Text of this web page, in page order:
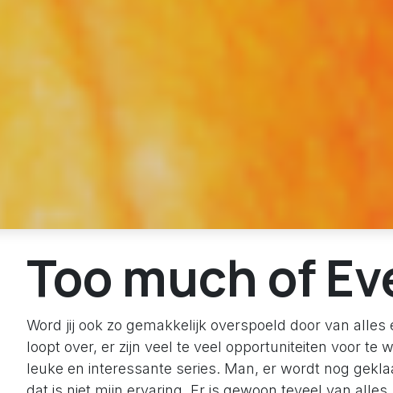
Too much of
Word jij ook zo gemakkelijk overspoeld door van alles
loopt over, er zijn veel te veel opportuniteiten voor te
leuke en interessante series. Man, er wordt nog